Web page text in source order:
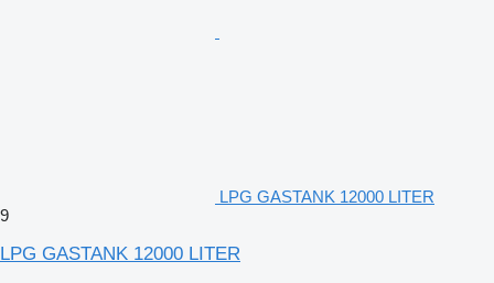
LPG GASTANK 12000 LITER
9
LPG GASTANK 12000 LITER